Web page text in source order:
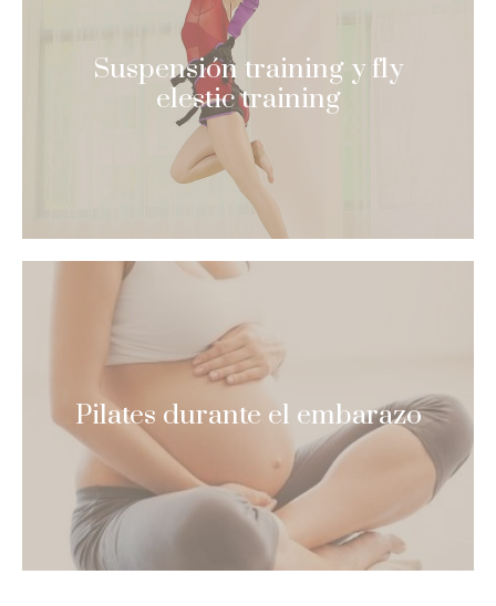
Suspensión training y fly
elestic training
Pilates durante el embarazo